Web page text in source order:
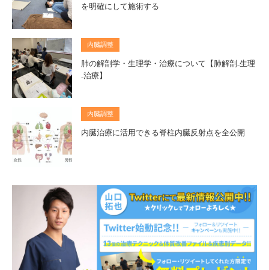
を明確にして施術する
内臓調整
肺の解剖学・生理学・治療について【肺解剖₋生理
₋治療】
内臓調整
内臓治療に活用できる脊柱内臓反射点を全公開